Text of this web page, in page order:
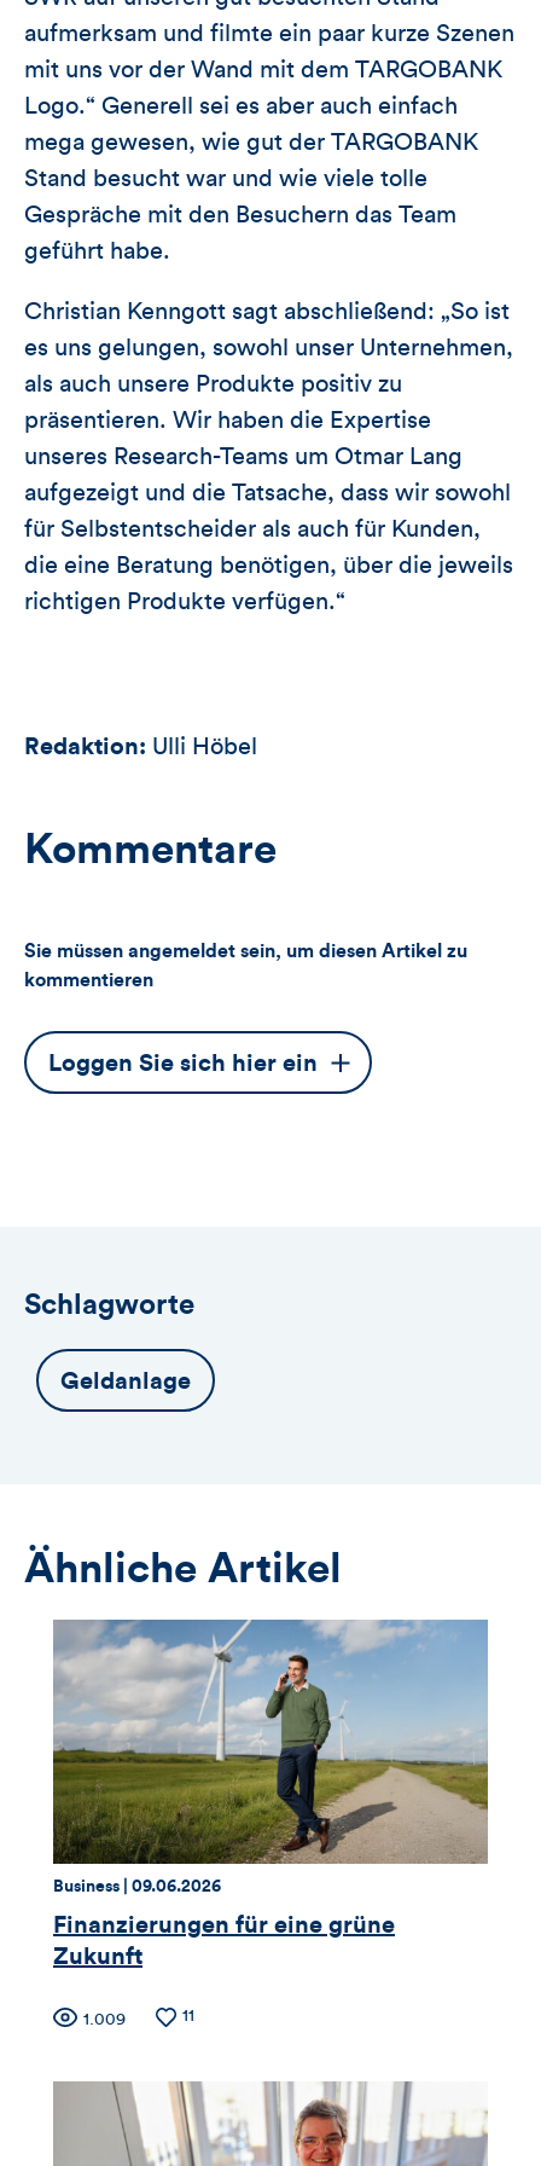
aufmerksam und filmte ein paar kurze Szenen
mit uns vor der Wand mit dem TARGOBANK
Logo.“ Generell sei es aber auch einfach
mega gewesen, wie gut der TARGOBANK
Stand besucht war und wie viele tolle
Gespräche mit den Besuchern das Team
geführt habe.
Christian Kenngott sagt abschließend: „So ist
es uns gelungen, sowohl unser Unternehmen,
als auch unsere Produkte positiv zu
präsentieren. Wir haben die Expertise
unseres Research-Teams um Otmar Lang
aufgezeigt und die Tatsache, dass wir sowohl
für Selbstentscheider als auch für Kunden,
die eine Beratung benötigen, über die jeweils
richtigen Produkte verfügen.“
Redaktion: Ulli Höbel
Kommentare
Sie müssen angemeldet sein, um diesen Artikel zu
kommentieren
Dieser
Button
Loggen Sie sich hier ein
Schlagworte
Geldanlage
Ähnliche Artikel
Thema:
Business | Datum:
09.06.2026
Finanzierungen für eine grüne
Zukunft
Zähler
für
Views,
Anzahl1.009
Anzahl
11